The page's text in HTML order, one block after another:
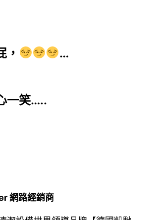
，
…
一笑…..
網路經銷商